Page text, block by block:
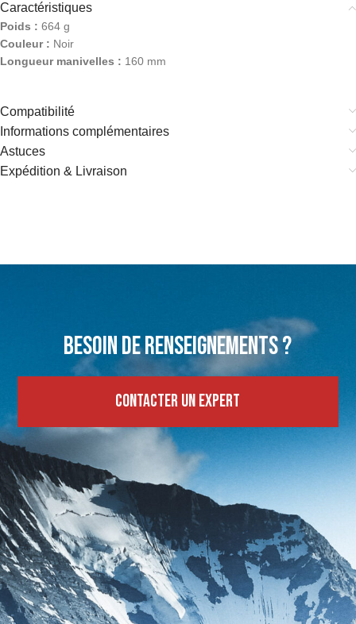
Caractéristiques
Poids : 664 g
Couleur : Noir
Longueur manivelles : 160 mm
Compatibilité
Informations complémentaires
Astuces
Expédition & Livraison
Besoin de renseignements ?
Contacter un expert